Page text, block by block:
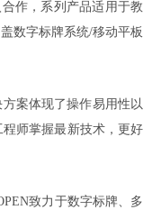
合作，系列产品适用于教
数字标牌系统/移动平板
案体现了操作易用性以
师掌握最新技术，更好
致力于数字标牌、多